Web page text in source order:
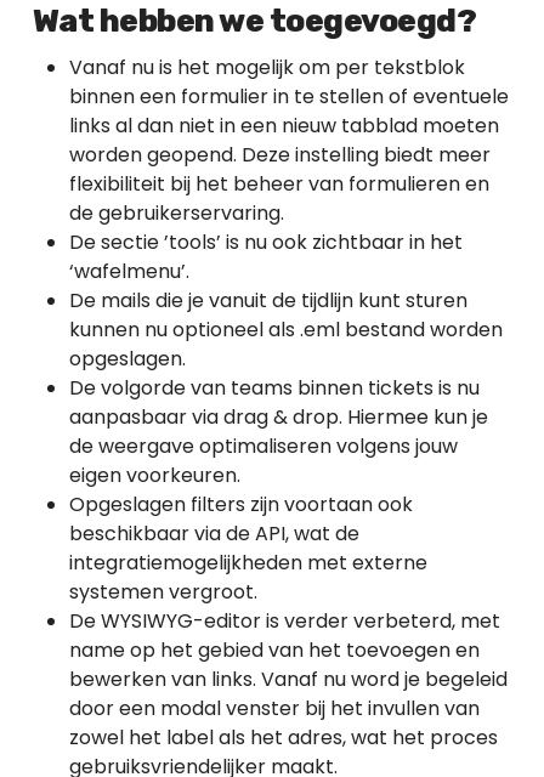
Wat hebben we toegevoegd?
Vanaf nu is het mogelijk om per tekstblok
binnen een formulier in te stellen of eventuele
links al dan niet in een nieuw tabblad moeten
worden geopend. Deze instelling biedt meer
flexibiliteit bij het beheer van formulieren en
de gebruikerservaring.
De sectie ’tools’ is nu ook zichtbaar in het
‘wafelmenu’.
De mails die je vanuit de tijdlijn kunt sturen
kunnen nu optioneel als .eml bestand worden
opgeslagen.
De volgorde van teams binnen tickets is nu
aanpasbaar via drag & drop. Hiermee kun je
de weergave optimaliseren volgens jouw
eigen voorkeuren.
Opgeslagen filters zijn voortaan ook
beschikbaar via de API, wat de
integratiemogelijkheden met externe
systemen vergroot.
De WYSIWYG-editor is verder verbeterd, met
name op het gebied van het toevoegen en
bewerken van links. Vanaf nu word je begeleid
door een modal venster bij het invullen van
zowel het label als het adres, wat het proces
gebruiksvriendelijker maakt.